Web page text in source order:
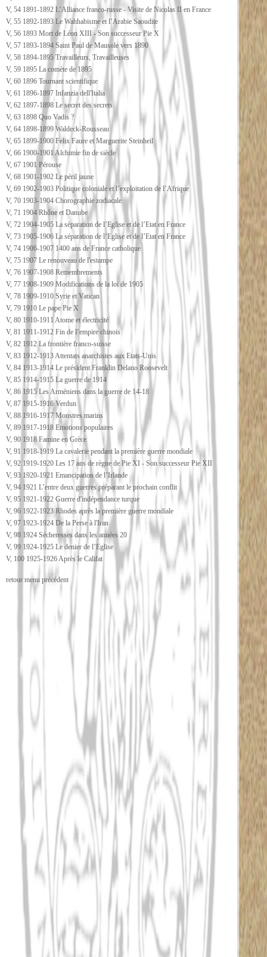
V, 54 1891-1892 L’Alliance franco-russe - Visite de Nicolas II en France
V, 55 1892-1893 Le Wahhabisme et l’Arabie Saoudite
V, 56 1893 Mort de Léon XIII - Son successeur Pie X
V, 57 1893-1894 Saint Paul de Mausole vers 1890
V, 58 1894-1895 Travailleurs, Travailleuses
V, 59 1895 La comète de 1895
V, 60 1896 Tournant scientifique
V, 61 1896-1897 Infanzia dell'Italia
V, 62 1897-1898 Le secret des secrets
V, 63 1898 Quo Vadis ?
V, 64 1898-1899 Waldeck-Rousseau
V, 65 1899-1900 Felix Faure et Marguerite Steinheil
V, 66 1900-1901 Alchimie fin de siècle
V, 67 1901 Pérouse
V, 68 1901-1902 Le péril jaune
V, 69 1902-1903 Politique coloniale et l’exploitation de l’Afrique
V, 70 1903-1904 Chorographie zodiacale
V, 71 1904 Rhône et Danube
V, 72 1904-1905 La séparation de l’Eglise et de l’Etat en France
V, 73 1905-1906 La séparation de l’Eglise et de l’Etat en France
V, 74 1906-1907 1400 ans de France catholique
V, 75 1907 Le renouveau de l'estampe
V, 76 1907-1908 Remembrements
V, 77 1908-1909 Modifications de la loi de 1905
V, 78 1909-1910 Syrie et Vatican
V, 79 1910 Le pape Pie X
V, 80 1910-1911 Atome et électricité
V, 81 1911-1912 Fin de l’empire chinois
V, 82 1912 La frontière franco-suisse
V, 83 1912-1913 Attentats anarchistes aux Etats-Unis
V, 84 1913-1914 Le président Franklin Delano Roosevelt
V, 85 1914-1915 La guerre de 1914
V, 86 1915 Les Arméniens dans la guerre de 14-18
V, 87 1915-1916 Verdun
V, 88 1916-1917 Monstres marins
V, 89 1917-1918 Emotions populaires
V, 90 1918 Famine en Grèce
V, 91 1918-1919 La cavalerie pendant la première guerre mondiale
V, 92 1919-1920 Les 17 ans de règne de Pie XI - Son successeur Pie XII
V, 93 1920-1921 Emancipation de l’Irlande
V, 94 1921 L’entre deux guerres préparant le prochain conflit
V, 95 1921-1922 Guerre d'indépendance turque
V, 96 1922-1923 Rhodes après la première guerre mondiale
V, 97 1923-1924 De la Perse à l'Iran
V, 98 1924 Sécheresses dans les années 20
V, 99 1924-1925 Le denier de l’Eglise
V, 100 1925-1926 Après le Califat
retour menu précédent